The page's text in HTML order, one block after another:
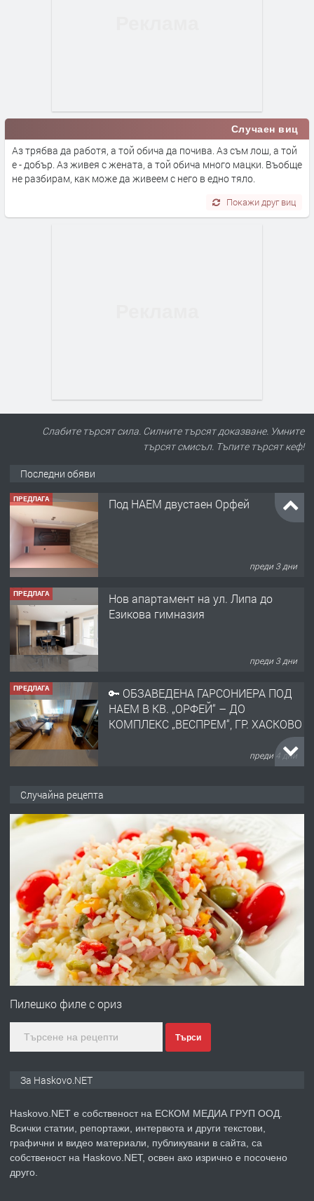
Случаен виц
Аз трябва да работя, а той обича да почива. Аз съм лош, а той
е - добър. Аз живея с жената, а той обича много мацки. Въобще
не разбирам, как може да живеем с него в едно тяло.
Покажи друг виц
Слабите търсят сила. Силните търсят доказване. Умните
търсят смисъл. Тъпите търсят кеф!
Последни обяви
ПРЕДЛАГА Под НАЕМ двустаен Орфей
преди 3 дни
ПРЕДЛАГА
Нов апартамент на ул. Липа до
Езикова гимназия
преди 3 дни
ПРЕДЛАГА
🔑 ОБЗАВЕДЕНА ГАРСОНИЕРА ПОД
НАЕМ В КВ. „ОРФЕЙ“ – ДО
КОМПЛЕКС „ВЕСПРЕМ“, ГР. ХАСКОВО
преди 4 дни
АПАРТАМЕНТ В ЦЕНТЪРА НА ГР.
ХАСКОВО
преди 5 дни
ПРЕДЛАГА Давам гараж под наем
преди 5 дни
ПРЕДЛАГА
№4120 Магазин/Офис под наем в кв.
градската градина!
преди 6 дни
ПРЕДЛАГА
Продавам парцел в гр. Хасково кв.
Случайна рецепта
Пилешко филе с ориз
Търси
За Haskovo.NET
Haskovo.NET е собственост на ЕСКОМ МЕДИА ГРУП ООД.
Всички статии, репортажи, интервюта и други текстови,
графични и видео материали, публикувани в сайта, са
собственост на Haskovo.NET, освен ако изрично е посочено
друго.